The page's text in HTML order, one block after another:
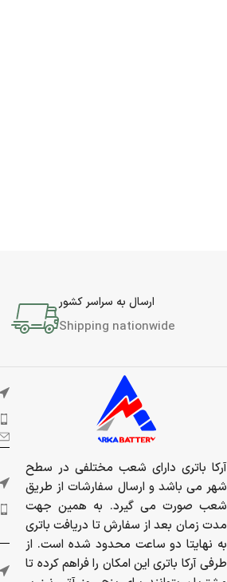
ارسال به سراسر کشور
Shipping nationwide
آرکا باتری دارای شعب مختلفی در سطح
شهر می باشد و ارسال سفارشات از طریق
شعب صورت می گیرد. به همین جهت
مدت زمان بعد از سفارش تا دریافت باتری
به نهایتا دو ساعت محدود شده است. از
طرفی آرکا باتری این امکان را فراهم کرده تا